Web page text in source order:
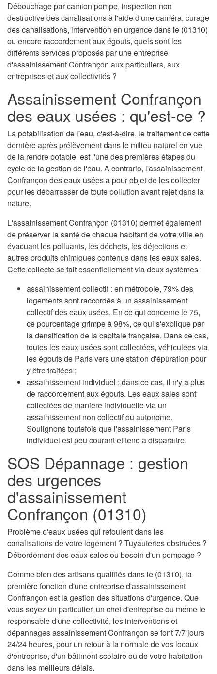
Débouchage par camion pompe, inspection non
destructive des canalisations à l'aide d'une caméra, curage
des canalisations, intervention en urgence dans le (01310)
ou encore raccordement aux égouts, quels sont les
différents services proposés par une entreprise
d'assainissement Confrançon aux particuliers, aux
entreprises et aux collectivités ?
Assainissement Confrançon
des eaux usées : qu'est-ce ?
La potabilisation de l'eau, c'est-à-dire, le traitement de cette
dernière après prélèvement dans le milieu naturel en vue
de la rendre potable, est l'une des premières étapes du
cycle de la gestion de l'eau. A contrario, l'assainissement
Confrançon des eaux usées a pour objet de les collecter
pour les débarrasser de toute pollution avant rejet dans la
nature.
L'assainissement Confrançon (01310) permet également
de préserver la santé de chaque habitant de votre ville en
évacuant les polluants, les déchets, les déjections et
autres produits chimiques contenus dans les eaux sales.
Cette collecte se fait essentiellement via deux systèmes :
assainissement collectif : en métropole, 79% des
logements sont raccordés à un assainissement
collectif des eaux usées. En ce qui concerne le 75,
ce pourcentage grimpe à 98%, ce qui s'explique par
la densification de la capitale française. Dans ce cas,
toutes les eaux usées sont collectées, véhiculées via
les égouts de Paris vers une station d'épuration pour
y être traitées ;
assainissement individuel : dans ce cas, il n'y a plus
de raccordement aux égouts. Les eaux sales sont
collectées de manière individuelle via un
assainissement non collectif ou autonome.
Soulignons toutefois que l'assainissement Paris
individuel est peu courant et tend à disparaître.
SOS Dépannage : gestion
des urgences
d'assainissement
Confrançon (01310)
Problème d'eaux usées qui refoulent dans les
canalisations de votre logement ? Tuyauteries obstruées ?
Débordement des eaux sales ou besoin d'un pompage ?
Comme bien des artisans qualifiés dans le (01310), la
première fonction d'une entreprise d'assainissement
Confrançon est la gestion des situations d'urgence. Que
vous soyez un particulier, un chef d'entreprise ou même le
responsable d'une collectivité, les interventions et
dépannages assainissement Confrançon se font 7/7 jours
24/24 heures, pour un retour à la normale de vos locaux
d'entreprise, d'un bâtiment scolaire ou de votre habitation
dans les meilleurs délais.